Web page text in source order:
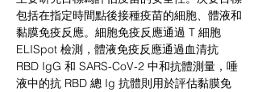
包括在指定時間點後接種疫苗的細胞、體液和
黏膜免疫反應。細胞免疫反應通過 T 細胞
ELISpot 檢測，體液免疫反應通過血清抗
RBD IgG 和 SARS-CoV-2 中和抗體測量，唾
液中的抗 RBD 總 Ig 抗體則用於評估黏膜免